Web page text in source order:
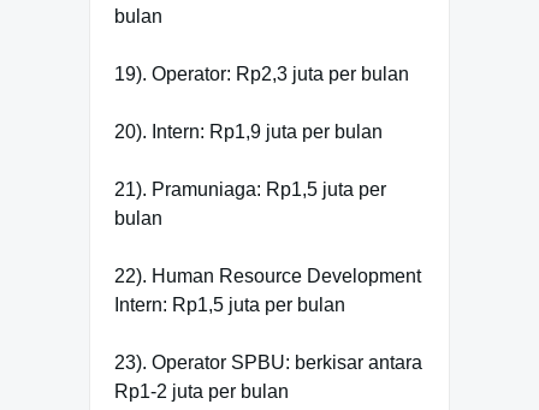
bulan
19). Operator: Rp2,3 juta per bulan
20). Intern: Rp1,9 juta per bulan
21). Pramuniaga: Rp1,5 juta per
bulan
22). Human Resource Development
Intern: Rp1,5 juta per bulan
23). Operator SPBU: berkisar antara
Rp1-2 juta per bulan